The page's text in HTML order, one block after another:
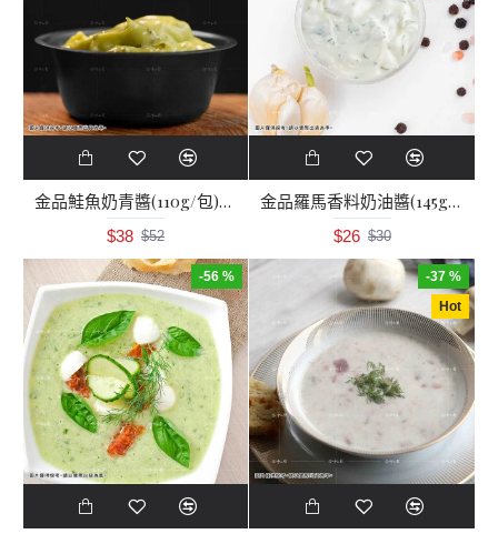
金品鮭魚奶青醬(110g/包)冷凍醬
$38 $52
金品羅馬香料奶油醬(145g/包)冷凍醬
$26 $30
-56 %
Hot
-37 %